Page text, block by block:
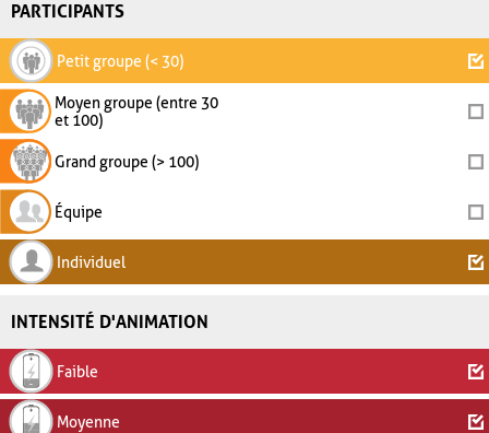
PARTICIPANTS
Petit groupe (< 30)
Moyen groupe (entre 30
et 100)
Grand groupe (> 100)
Équipe
Individuel
INTENSITÉ D'ANIMATION
Faible
Moyenne